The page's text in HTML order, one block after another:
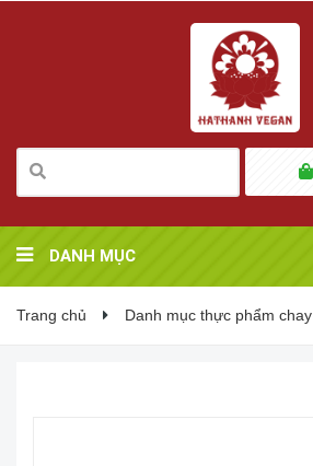
DANH MỤC
Trang chủ Danh mục thực phẩm chay